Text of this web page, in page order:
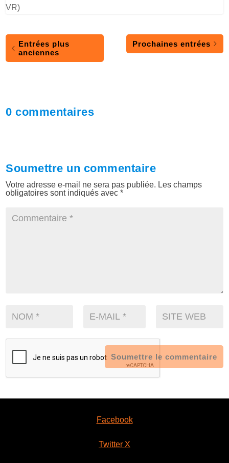
VR)
Entrées plus
anciennes
Prochaines entrées
0 commentaires
Soumettre un commentaire
Votre adresse e-mail ne sera pas publiée. Les champs
obligatoires sont indiqués avec*
Soumettre le commentaire
Facebook
Twitter X